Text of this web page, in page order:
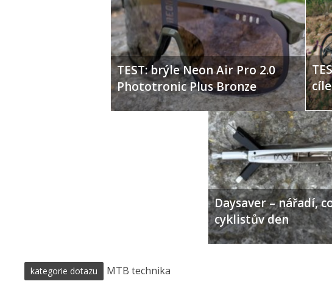
TEST: brýle Neon Air Pro 2.0
Phototronic Plus Bronze
Daysaver – nářadí,
cyklistův den
kategorie dotazu MTB technika